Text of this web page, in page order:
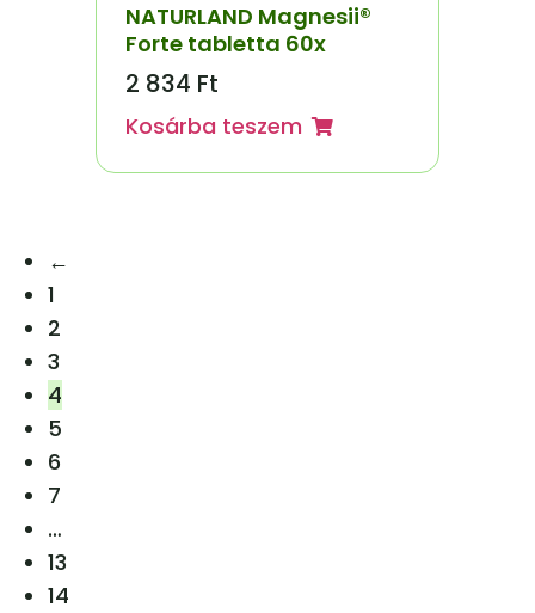
NATURLAND Magnesii®
Forte tabletta 60x
2 834 Ft
Kosárba teszem
←
1
2
3
4
5
6
7
…
13
14